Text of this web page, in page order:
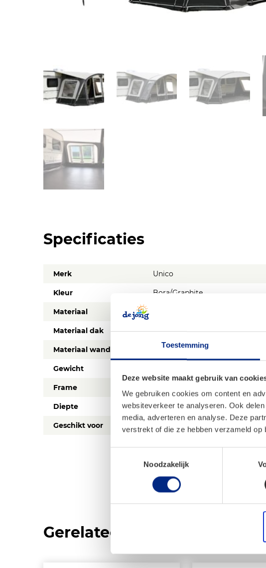
Toestemming
Deze website maakt gebruik van
We gebruiken cookies om content en
websiteverkeer te analyseren. Ook
media, adverteren en analyse. Deze
verstrekt of die ze hebben verzameld
Noodzakelijk
Specificaties
Merk Unico
Kleur Bora/Graphite
Materiaal
Materiaal dak Ten Cate All Season
Materiaal wanden Ten Cate All Season Design
Gewicht
Frame
Diepte 280 cm
Geschikt voor Jaarplaats (alle seizoenen)
Gerelateerde producten